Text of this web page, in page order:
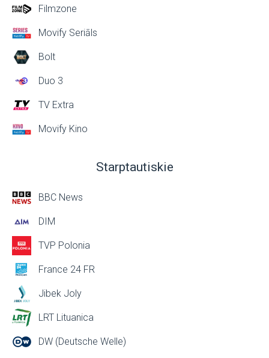
Filmzone
Movify Seriāls
Bolt
Duo 3
TV Extra
Movify Kino
Starptautiskie
BBC News
DIM
TVP Polonia
France 24 FR
Jibek Joly
LRT Lituanica
DW (Deutsche Welle)